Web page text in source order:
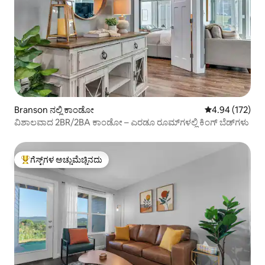
Branson ನಲ್ಲಿ ಕಾಂಡೋ 5 ರಲ್ಲಿ 4.94
4.94 (172)
ವಿಶಾಲವಾದ 2BR/2BA ಕಾಂಡೋ – ಎರಡೂ ರೂಮ್‌ಗಳಲ್ಲಿ ಕಿಂಗ್ ಬೆಡ್‌ಗಳು
ಗೆಸ್ಟ್‌ಗಳಿಗೆ ಅತಿ ಹೆಚ್ಚು ಅಚ್ಚುಮೆಚ್ಚಿನದು
ಗೆಸ್ಟ್‌ಗಳ ಅಚ್ಚುಮೆಚ್ಚಿನದು